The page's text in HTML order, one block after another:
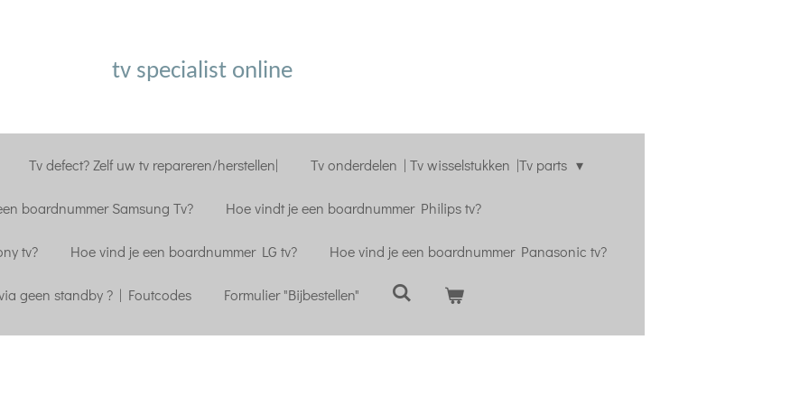
tv specialist online
Tv defect? Zelf uw tv repareren/herstellen| Tv onderdelen | Tv wisselstukken |Tv parts
boardnummer Samsung Tv? Hoe vindt je een boardnummer Philips tv?
tv? Hoe vind je een boardnummer LG tv? Hoe vind je een boardnummer Panasonic tv?
geen standby ? | Foutcodes Formulier "Bijbestellen"